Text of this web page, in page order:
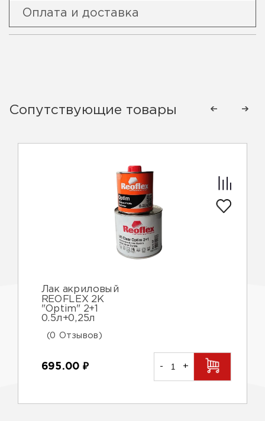
Оплата и доставка
Сопутствующие товары
Лак акриловый
REOFLEX 2K
"Optim" 2+1
0.5л+0,25л
(0 Отзывов)
695.00 ₽ - +